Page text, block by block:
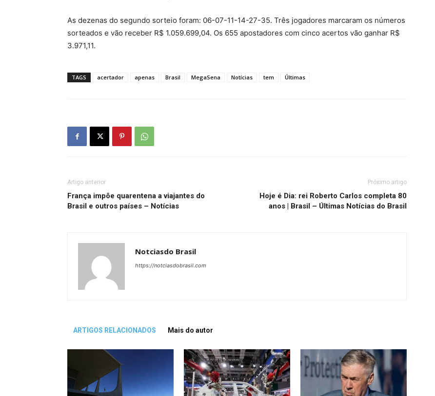
As dezenas do segundo sorteio foram: 06-07-11-14-27-35. Três jogadores marcaram os números
sorteados e vão receber R$ 1.059.699,04. Os 655 apostadores com cinco acertos vão ganhar R$
3.971,11.
TAGS acertador apenas Brasil MegaSena Notícias tem Últimas
Artigo anterior
França impõe quarentena a viajantes do
Brasil e outros países – Notícias
Próximo artigo
Hoje é Dia: rei Roberto Carlos completa 80
anos | Brasil – Últimas Notícias do Brasil
Notciasdo Brasil
https://notciasdobrasil.com
ARTIGOS RELACIONADOS Mais do autor